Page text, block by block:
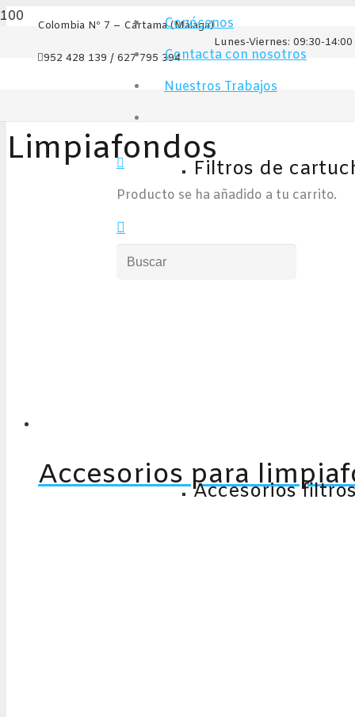
Colombia Nº 7 – Cártama (Málaga)
952 428 139 / 627 795 394
Lunes-Viernes: 09:30-
Filtros de
Accesorios
Conócenos
Contacta con nosotros
Nuestros Trabajos
Producto se ha añadido a tu carrito.
Limpiafondos
Accesorios para